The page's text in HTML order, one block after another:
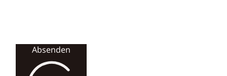
Absenden